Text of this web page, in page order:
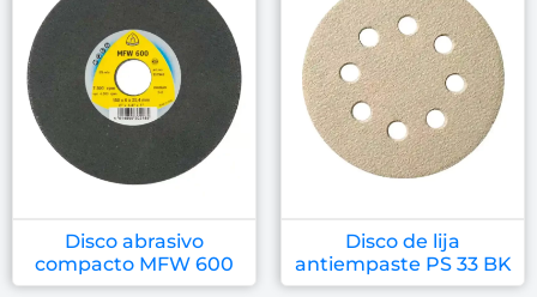
Disco abrasivo
compacto MFW 600
Disco de lija
antiempaste PS 33 BK